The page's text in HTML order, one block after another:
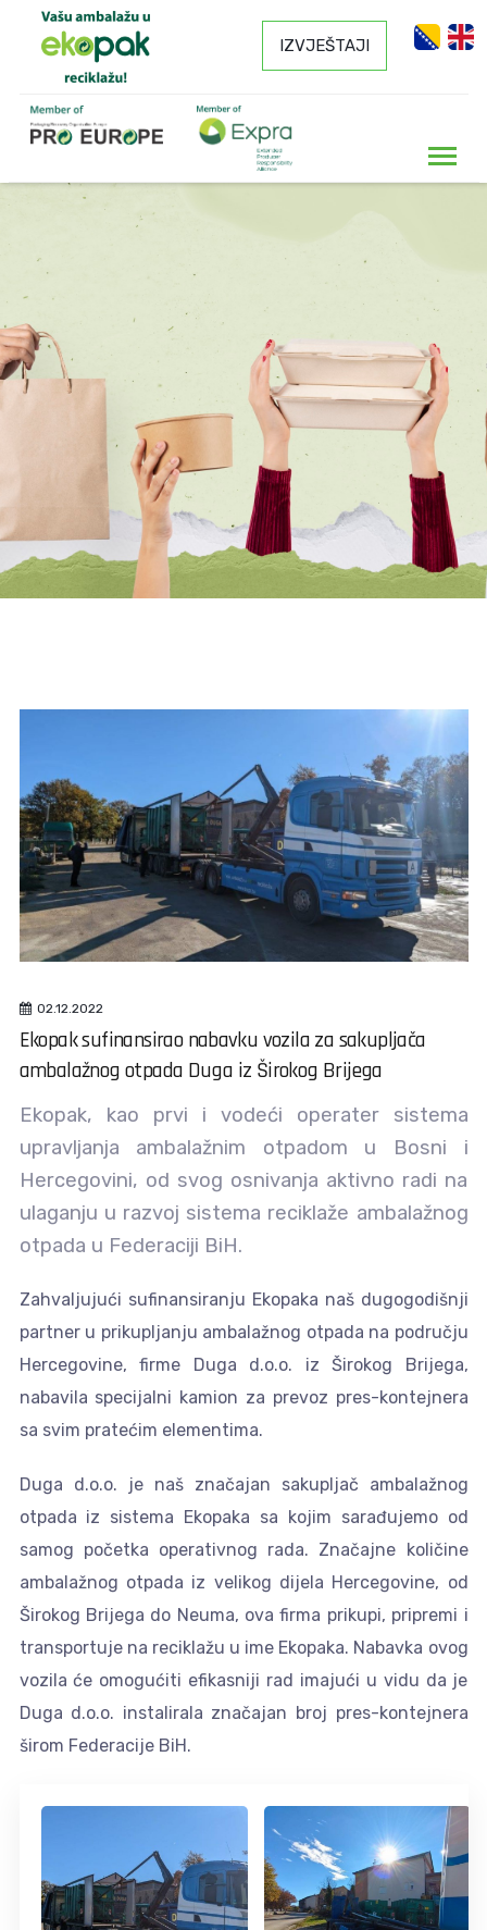
IZVJEŠTAJI
02.12.2022
Ekopak sufinansirao nabavku vozila za sakupljača
ambalažnog otpada Duga iz Širokog Brijega
Ekopak, kao prvi i vodeći operater sistema
upravljanja ambalažnim otpadom u Bosni i
Hercegovini, od svog osnivanja aktivno radi na
ulaganju u razvoj sistema reciklaže ambalažnog
otpada u Federaciji BiH.
Zahvaljujući sufinansiranju Ekopaka naš dugogodišnji
partner u prikupljanju ambalažnog otpada na području
Hercegovine, firme Duga d.o.o. iz Širokog Brijega,
nabavila specijalni kamion za prevoz pres-kontejnera
sa svim pratećim elementima.
Duga d.o.o. je naš značajan sakupljač ambalažnog
otpada iz sistema Ekopaka sa kojim sarađujemo od
samog početka operativnog rada. Značajne količine
ambalažnog otpada iz velikog dijela Hercegovine, od
Širokog Brijega do Neuma, ova firma prikupi, pripremi i
transportuje na reciklažu u ime Ekopaka. Nabavka ovog
vozila će omogućiti efikasniji rad imajući u vidu da je
Duga d.o.o. instalirala značajan broj pres-kontejnera
širom Federacije BiH.